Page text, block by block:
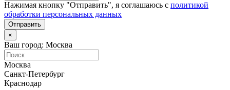
Нажимая кнопку "Отправить", я соглашаюсь с политикой
обработки персональных данных
Отправить
×
Ваш город: Москва
Москва
Санкт-Петербург
Краснодар